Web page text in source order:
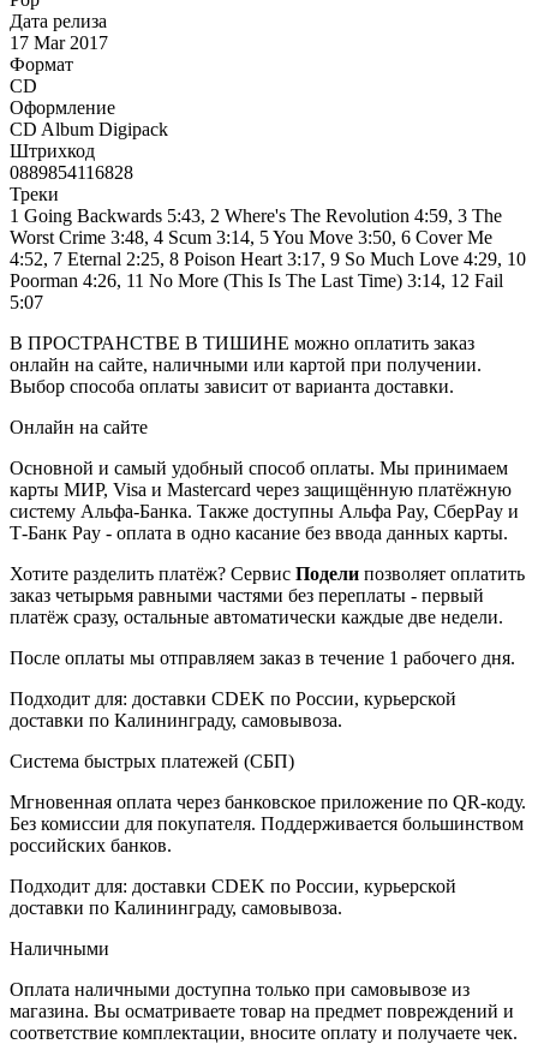
Дата релиза
17 Mar 2017
Формат
CD
Оформление
CD Album Digipack
Штрихкод
0889854116828
Треки
1 Going Backwards 5:43, 2 Where's The Revolution 4:59, 3 The
Worst Crime 3:48, 4 Scum 3:14, 5 You Move 3:50, 6 Cover Me
4:52, 7 Eternal 2:25, 8 Poison Heart 3:17, 9 So Much Love 4:29, 10
Poorman 4:26, 11 No More (This Is The Last Time) 3:14, 12 Fail
5:07
В ПРОСТРАНСТВЕ В ТИШИНЕ можно оплатить заказ
онлайн на сайте, наличными или картой при получении.
Выбор способа оплаты зависит от варианта доставки.
Онлайн на сайте
Основной и самый удобный способ оплаты. Мы принимаем
карты МИР, Visa и Mastercard через защищённую платёжную
систему Альфа-Банка. Также доступны Альфа Pay, СберPay и
Т-Банк Pay - оплата в одно касание без ввода данных карты.
Хотите разделить платёж? Сервис Подели позволяет оплатить
заказ четырьмя равными частями без переплаты - первый
платёж сразу, остальные автоматически каждые две недели.
После оплаты мы отправляем заказ в течение 1 рабочего дня.
Подходит для: доставки CDEK по России, курьерской
доставки по Калининграду, самовывоза.
Система быстрых платежей (СБП)
Мгновенная оплата через банковское приложение по QR-коду.
Без комиссии для покупателя. Поддерживается большинством
российских банков.
Подходит для: доставки CDEK по России, курьерской
доставки по Калининграду, самовывоза.
Наличными
Оплата наличными доступна только при самовывозе из
магазина. Вы осматриваете товар на предмет повреждений и
соответствие комплектации, вносите оплату и получаете чек.